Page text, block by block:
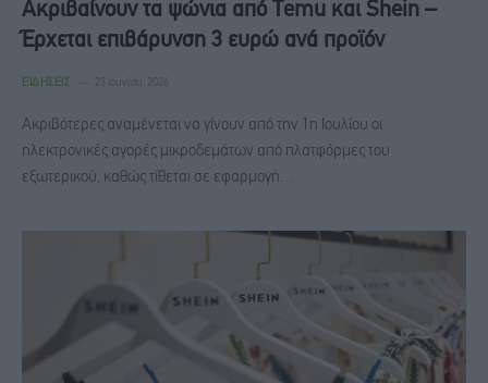
Ακριβαίνουν τα ψώνια από Temu και Shein –
Έρχεται επιβάρυνση 3 ευρώ ανά προϊόν
ΕΙΔΉΣΕΙΣ 23 Ιουνίου, 2026
Ακριβότερες αναμένεται να γίνουν από την 1η Ιουλίου οι
ηλεκτρονικές αγορές μικροδεμάτων από πλατφόρμες του
εξωτερικού, καθώς τίθεται σε εφαρμογή…